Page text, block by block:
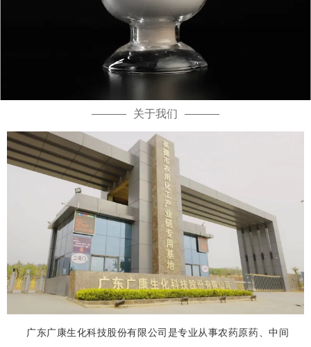
关于我们
广东广康生化科技股份有限公司是专业从事农药原药、中间